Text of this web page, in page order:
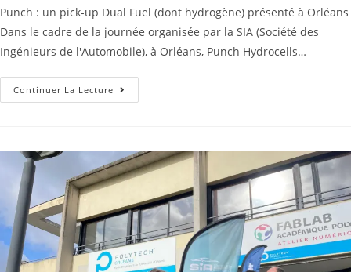
Punch : un pick-up Dual Fuel (dont hydrogène) présenté à Orléans
Dans le cadre de la journée organisée par la SIA (Société des
Ingénieurs de l'Automobile), à Orléans, Punch Hydrocells…
Continuer La Lecture